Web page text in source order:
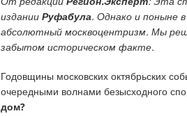
издании Руфабула. Однако и поныне
абсолютный москвоцентризм. Мы
забытом историческом факте.
Годовщины московских октябрьских
очередными волнами безысходного
дом?